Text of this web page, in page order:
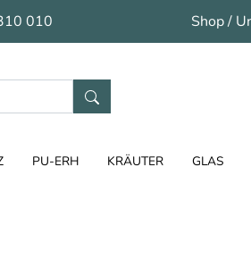
010 Shop/
PU-ERH KRÄUTER GLAS